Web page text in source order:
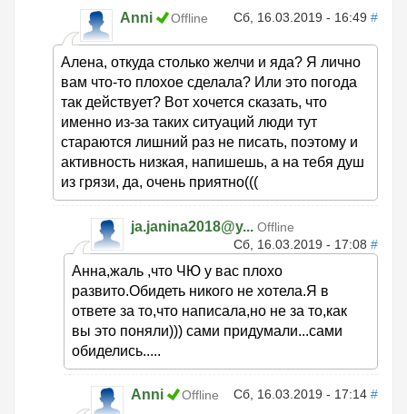
Anni Offline Сб, 16.03.2019 - 16:49 #
Алена, откуда столько желчи и яда? Я лично
вам что-то плохое сделала? Или это погода
так действует? Вот хочется сказать, что
именно из-за таких ситуаций люди тут
стараются лишний раз не писать, поэтому и
активность низкая, напишешь, а на тебя душ
из грязи, да, очень приятно(((
ja.janina2018@y... Offline
Сб, 16.03.2019 - 17:08 #
Анна,жаль ,что ЧЮ у вас плохо
развито.Обидеть никого не хотела.Я в
ответе за то,что написала,но не за то,как
вы это поняли))) сами придумали...сами
обиделись.....
Anni Offline Сб, 16.03.2019 - 17:14 #